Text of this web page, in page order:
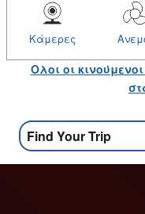
Κάμερες
Ολοι οι
Find Your Trip